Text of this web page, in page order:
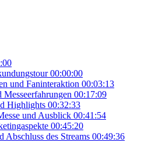
00:00:00
und Faninteraktion 00:03:13
Messeerfahrungen 00:17:09
Highlights 00:32:33
und Ausblick 00:41:54
00:45:20
Abschluss des Streams 00:49:36